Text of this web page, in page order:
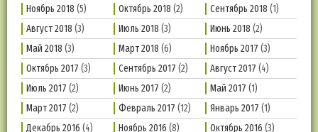
Ноябрь 2018 (5) Октябрь 2018 (2) Сентябрь 2018 (1)
Август 2018 (3) Июль 2018 (3) Июнь 2018 (2)
Май 2018 (3) Март 2018 (6) Ноябрь 2017 (3)
Октябрь 2017 (3) Сентябрь 2017 (2) Август 2017 (4)
Июль 2017 (2) Июнь 2017 (2) Май 2017 (1)
Март 2017 (2) Февраль 2017 (12) Январь 2017 (1)
Декабрь 2016 (4) Ноябрь 2016 (8) Октябрь 2016 (3)